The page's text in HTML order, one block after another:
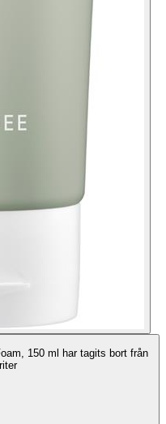
150 ml har tagits bort från